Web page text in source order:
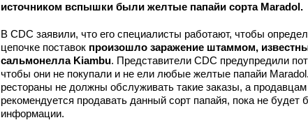
источником вспышки были желтые папайи сорта Maradol.
В CDC заявили, что его специалисты работают, чтобы
цепочке поставок произошло заражение штаммом,
сальмонелла Kiambu. Представители CDC предупредили
чтобы они не покупали и не ели любые желтые папайи
рестораны не должны обслуживать такие заказы, а
рекомендуется продавать данный сорт папайя, пока не будет
информации.